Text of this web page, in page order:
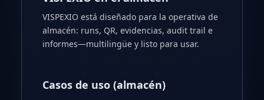
VISPEXIO está diseñado para la operativa de
almacén: runs, QR, evidencias, audit trail e
informes—multilingüe y listo para usar.
Casos de uso (almacén)